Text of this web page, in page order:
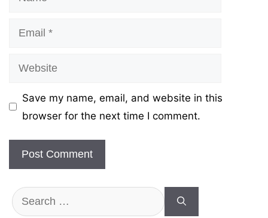
Email
Website
Save my name, email, and website in this
browser for the next time I comment.
Search
for: